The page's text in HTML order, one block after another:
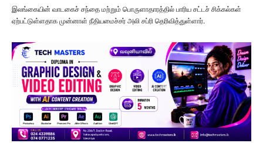
இலங்கையின் வாடகைச் சந்தை மற்றும் பொருளாதாரத்தில் பாரிய சட்டச் சிக்கல்கள்
ஏற்பட்டுள்ளதாக முன்னாள் நீதியமைச்சர் அலி சப்ரி தெரிவித்துள்ளார்.